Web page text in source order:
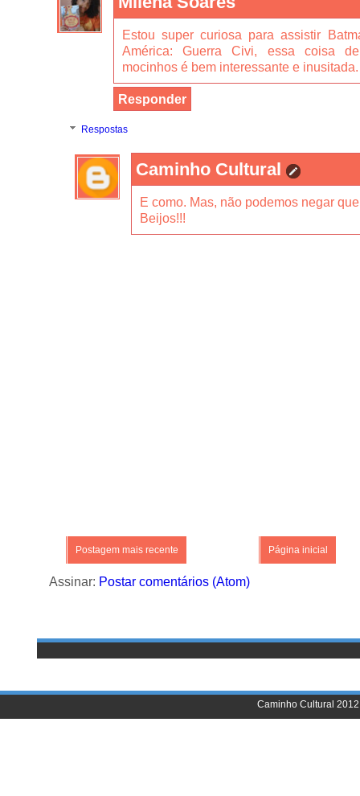
Estou super curiosa para assistir
América: Guerra Civi, essa coisa
mocinhos é bem interessante e inusitada.
Responder
Respostas
Caminho Cultural
E como. Mas, não podemos negar
Beijos!!!
Postagem mais recente Página inicial
Assinar: Postar comentários (Atom)
Caminho Cultural